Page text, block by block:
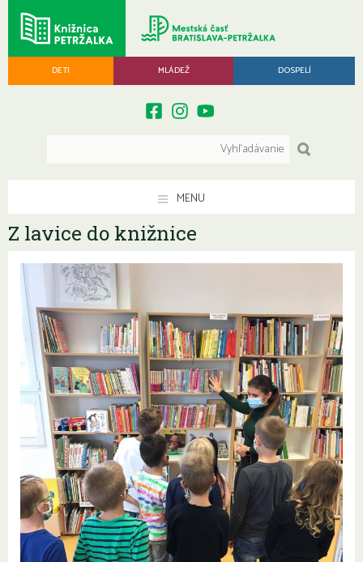
DETI MLÁDEŽ DOSPELÍ
MENU
Z lavice do knižnice